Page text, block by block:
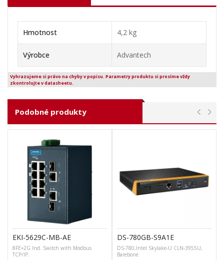
Hmotnost 4,2 kg
Výrobce Advantech
Vyhrazujeme si právo na chyby v popisu. Parametry produktu si prosíme vždy
zkontrolujte v datasheetu.
Podobné produkty
EKI-5629C-MB-AE
8FE+2G Ind. Switch with Modbus
TCP/IP.
DS-780GB-S9A1E
DS-780,Intel Skylake-U CLN-3955U,
Barebone